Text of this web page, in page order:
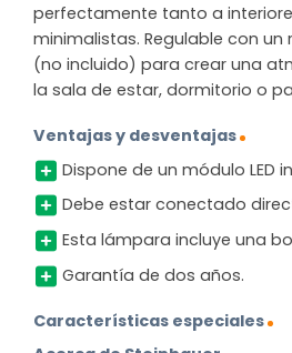
perfectamente tanto a
minimalistas. Regulable con un
(no incluido) para crear una
la sala de estar, dormitorio o
Ventajas y desventajas
Dispone de un módulo LED
Debe estar conectado
Esta lámpara incluye una
Garantía de dos años.
Características especiales